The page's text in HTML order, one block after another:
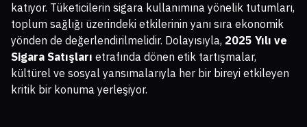
katıyor. Tüketicilerin sigara kullanımına yönelik tutumları,
toplum sağlığı üzerindeki etkilerinin yanı sıra ekonomik
yönden de değerlendirilmelidir. Dolayısıyla, 2025 Yılı ve
Sigara Satışları etrafında dönen etik tartışmalar,
kültürel ve sosyal yansımalarıyla her bir bireyi etkileyen
kritik bir konuma yerleşiyor.